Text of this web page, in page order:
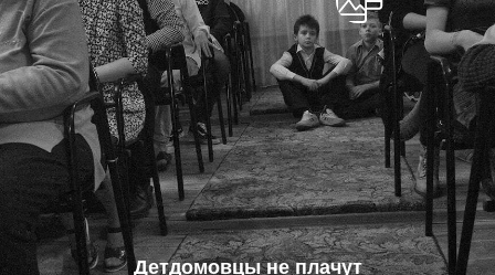
Детдомовцы не плачут